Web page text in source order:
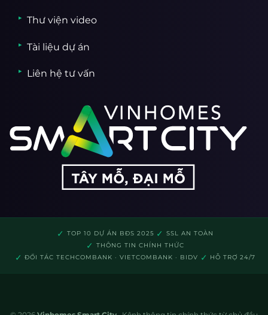
Thư viện video
Tài liệu dự án
Liên hệ tư vấn
✓ TOP 10 DỰ ÁN BĐS 2025 ✓ SSL AN TOÀN
✓ THÔNG TIN CHÍNH THỨC
✓ ĐỐI TÁC TECHCOMBANK · VIETCOMBANK · BIDV ✓ HỖ TRỢ 24/7